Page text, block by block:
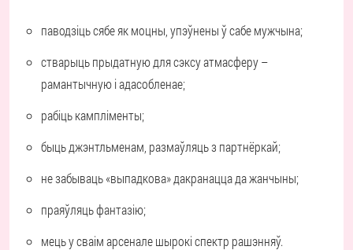
паводзіць сябе як моцны, упэўнены ў сабе мужчына;
стварыць прыдатную для сэксу атмасферу –
рамантычную і адасобленае;
рабіць кампліменты;
быць джэнтльменам, размаўляць з партнёркай;
не забываць «выпадкова» дакранацца да жанчыны;
праяўляць фантазію;
мець у сваім арсенале шырокі спектр рашэнняў.